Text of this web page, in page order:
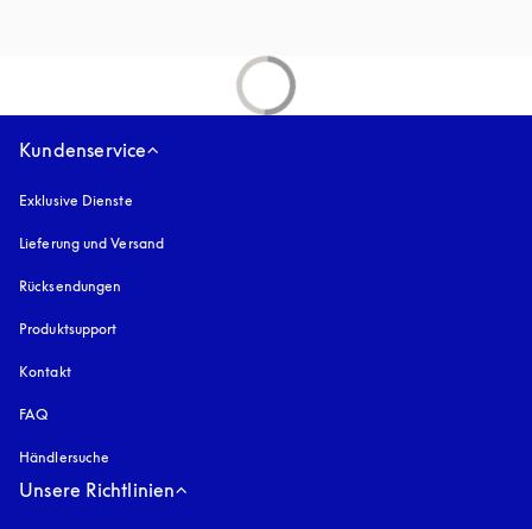
Kundenservice
Exklusive Dienste
Lieferung und Versand
Rücksendungen
Produktsupport
Kontakt
FAQ
Händlersuche
Unsere Richtlinien